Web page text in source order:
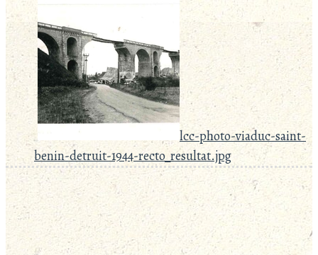
lcc-photo-viaduc-saint-
benin-detruit-1944-recto_resultat.jpg